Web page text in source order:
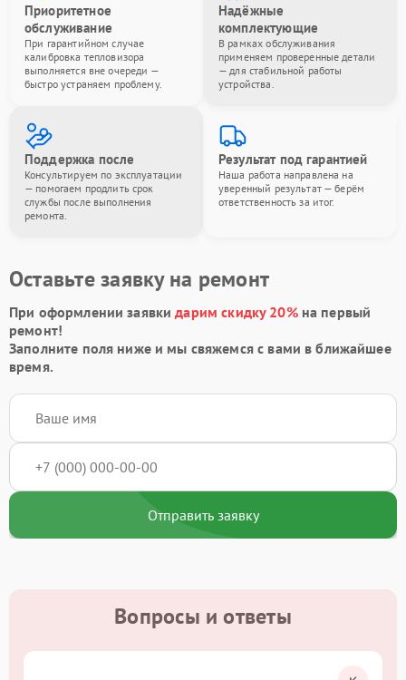
Приоритетное
обслуживание
При гарантийном случае
калибровка тепловизора
выполняется вне очереди —
быстро устраняем проблему.
Надёжные
комплектующие
В рамках обслуживания
применяем проверенные детали
— для стабильной работы
устройства.
Поддержка после
Консультируем по эксплуатации
— помогаем продлить срок
службы после выполнения
ремонта.
Результат под гарантией
Наша работа направлена на
уверенный результат — берём
ответственность за итог.
Оставьте заявку на ремонт
При оформлении заявкидарим скидку 20%на первый
ремонт!
Заполните поля ниже и мы свяжемся с вами в ближайшее
время.
Отправить заявку
Вопросы и ответы